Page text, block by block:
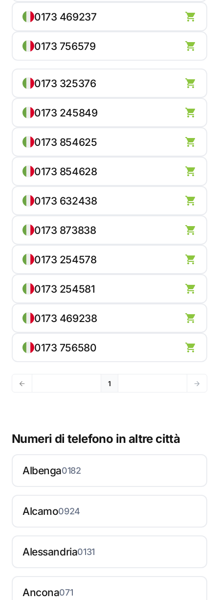
0173 469237
0173 756579
0173 325376
0173 245849
0173 854625
0173 854628
0173 632438
0173 873838
0173 254578
0173 254581
0173 469238
0173 756580
1
Numeri di telefono in altre città
Albenga0182
Alcamo0924
Alessandria0131
Ancona071